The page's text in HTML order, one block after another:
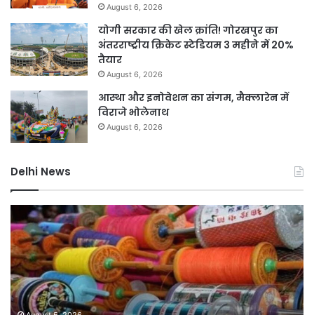
August 6, 2026
योगी सरकार की खेल क्रांति! गोरखपुर का
अंतरराष्ट्रीय क्रिकेट स्टेडियम 3 महीने में 20%
तैयार
August 6, 2026
आस्था और इनोवेशन का संगम, मैक्लारेन में
विराजे भोलेनाथ
August 6, 2026
Delhi News
यमुना
डूब
क्षेत्र
में
अवैध
निर्माण
पर
पर
बड़े
की